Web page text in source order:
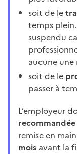
soit de le
temps
suspendu
aucune
soit de le
passer à
L’employeur
remise en
mois avant la